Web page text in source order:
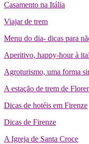
Casamento na Itália
Viajar de trem
Menu do dia- dicas para
Aperitivo, happy-hour à
Agroturismo, uma forma
A estação de trem de
Dicas de hotéis em Firenze
Dicas de Firenze
A Igreja de Santa Croce